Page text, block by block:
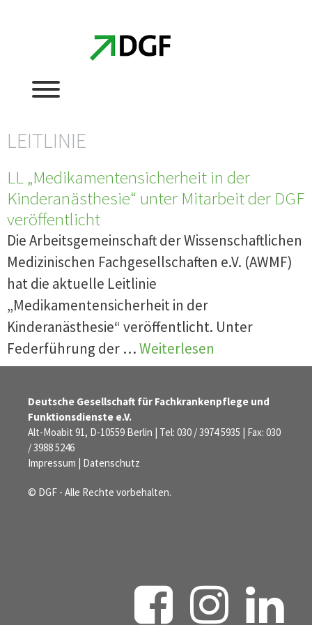
LEITLINIE
LL „Medikamentensicherheit in der
Kinderanästhesie“ unter Mitarbeit der DGF
veröffentlicht
Die Arbeitsgemeinschaft der Wissenschaftlichen
Medizinischen Fachgesellschaften e.V. (AWMF)
hat die aktuelle Leitlinie
„Medikamentensicherheit in der
Kinderanästhesie“ veröffentlicht. Unter
Federführung der …Weiterlesen
Deutsche Gesellschaft für Fachkrankenpflege und
Funktionsdienste e.V.
Alt-Moabit 91, D-10559 Berlin | Tel: 030 / 3974 5935 | Fax: 030
/ 3988 5246
Impressum | Datenschutz
© DGF - Alle Rechte vorbehalten.